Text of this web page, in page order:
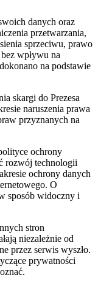
danych oraz
przetwarzania,
sprzeciwu, prawo
wpływu na
na podstawie
skargi do Prezesa
naruszenia prawa
przyznanych na
ochrony
rozwój technologii
ochrony danych
O
sposób widoczny i
stron
niezależnie od
przez serwis wyszło.
prywatności